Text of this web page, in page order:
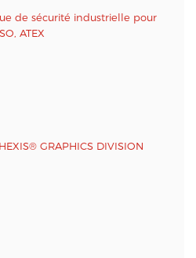
de sécurité industrielle pour
ATEX
GRAPHICS DIVISION